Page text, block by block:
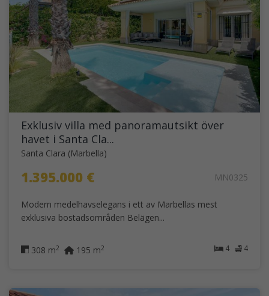
Exklusiv villa med panoramautsikt över
havet i Santa Cla...
Santa Clara (Marbella)
1.395.000 € MN0325
Modern medelhavselegans i ett av Marbellas mest
exklusiva bostadsområden Belägen...
4 4
308 m2 195 m2